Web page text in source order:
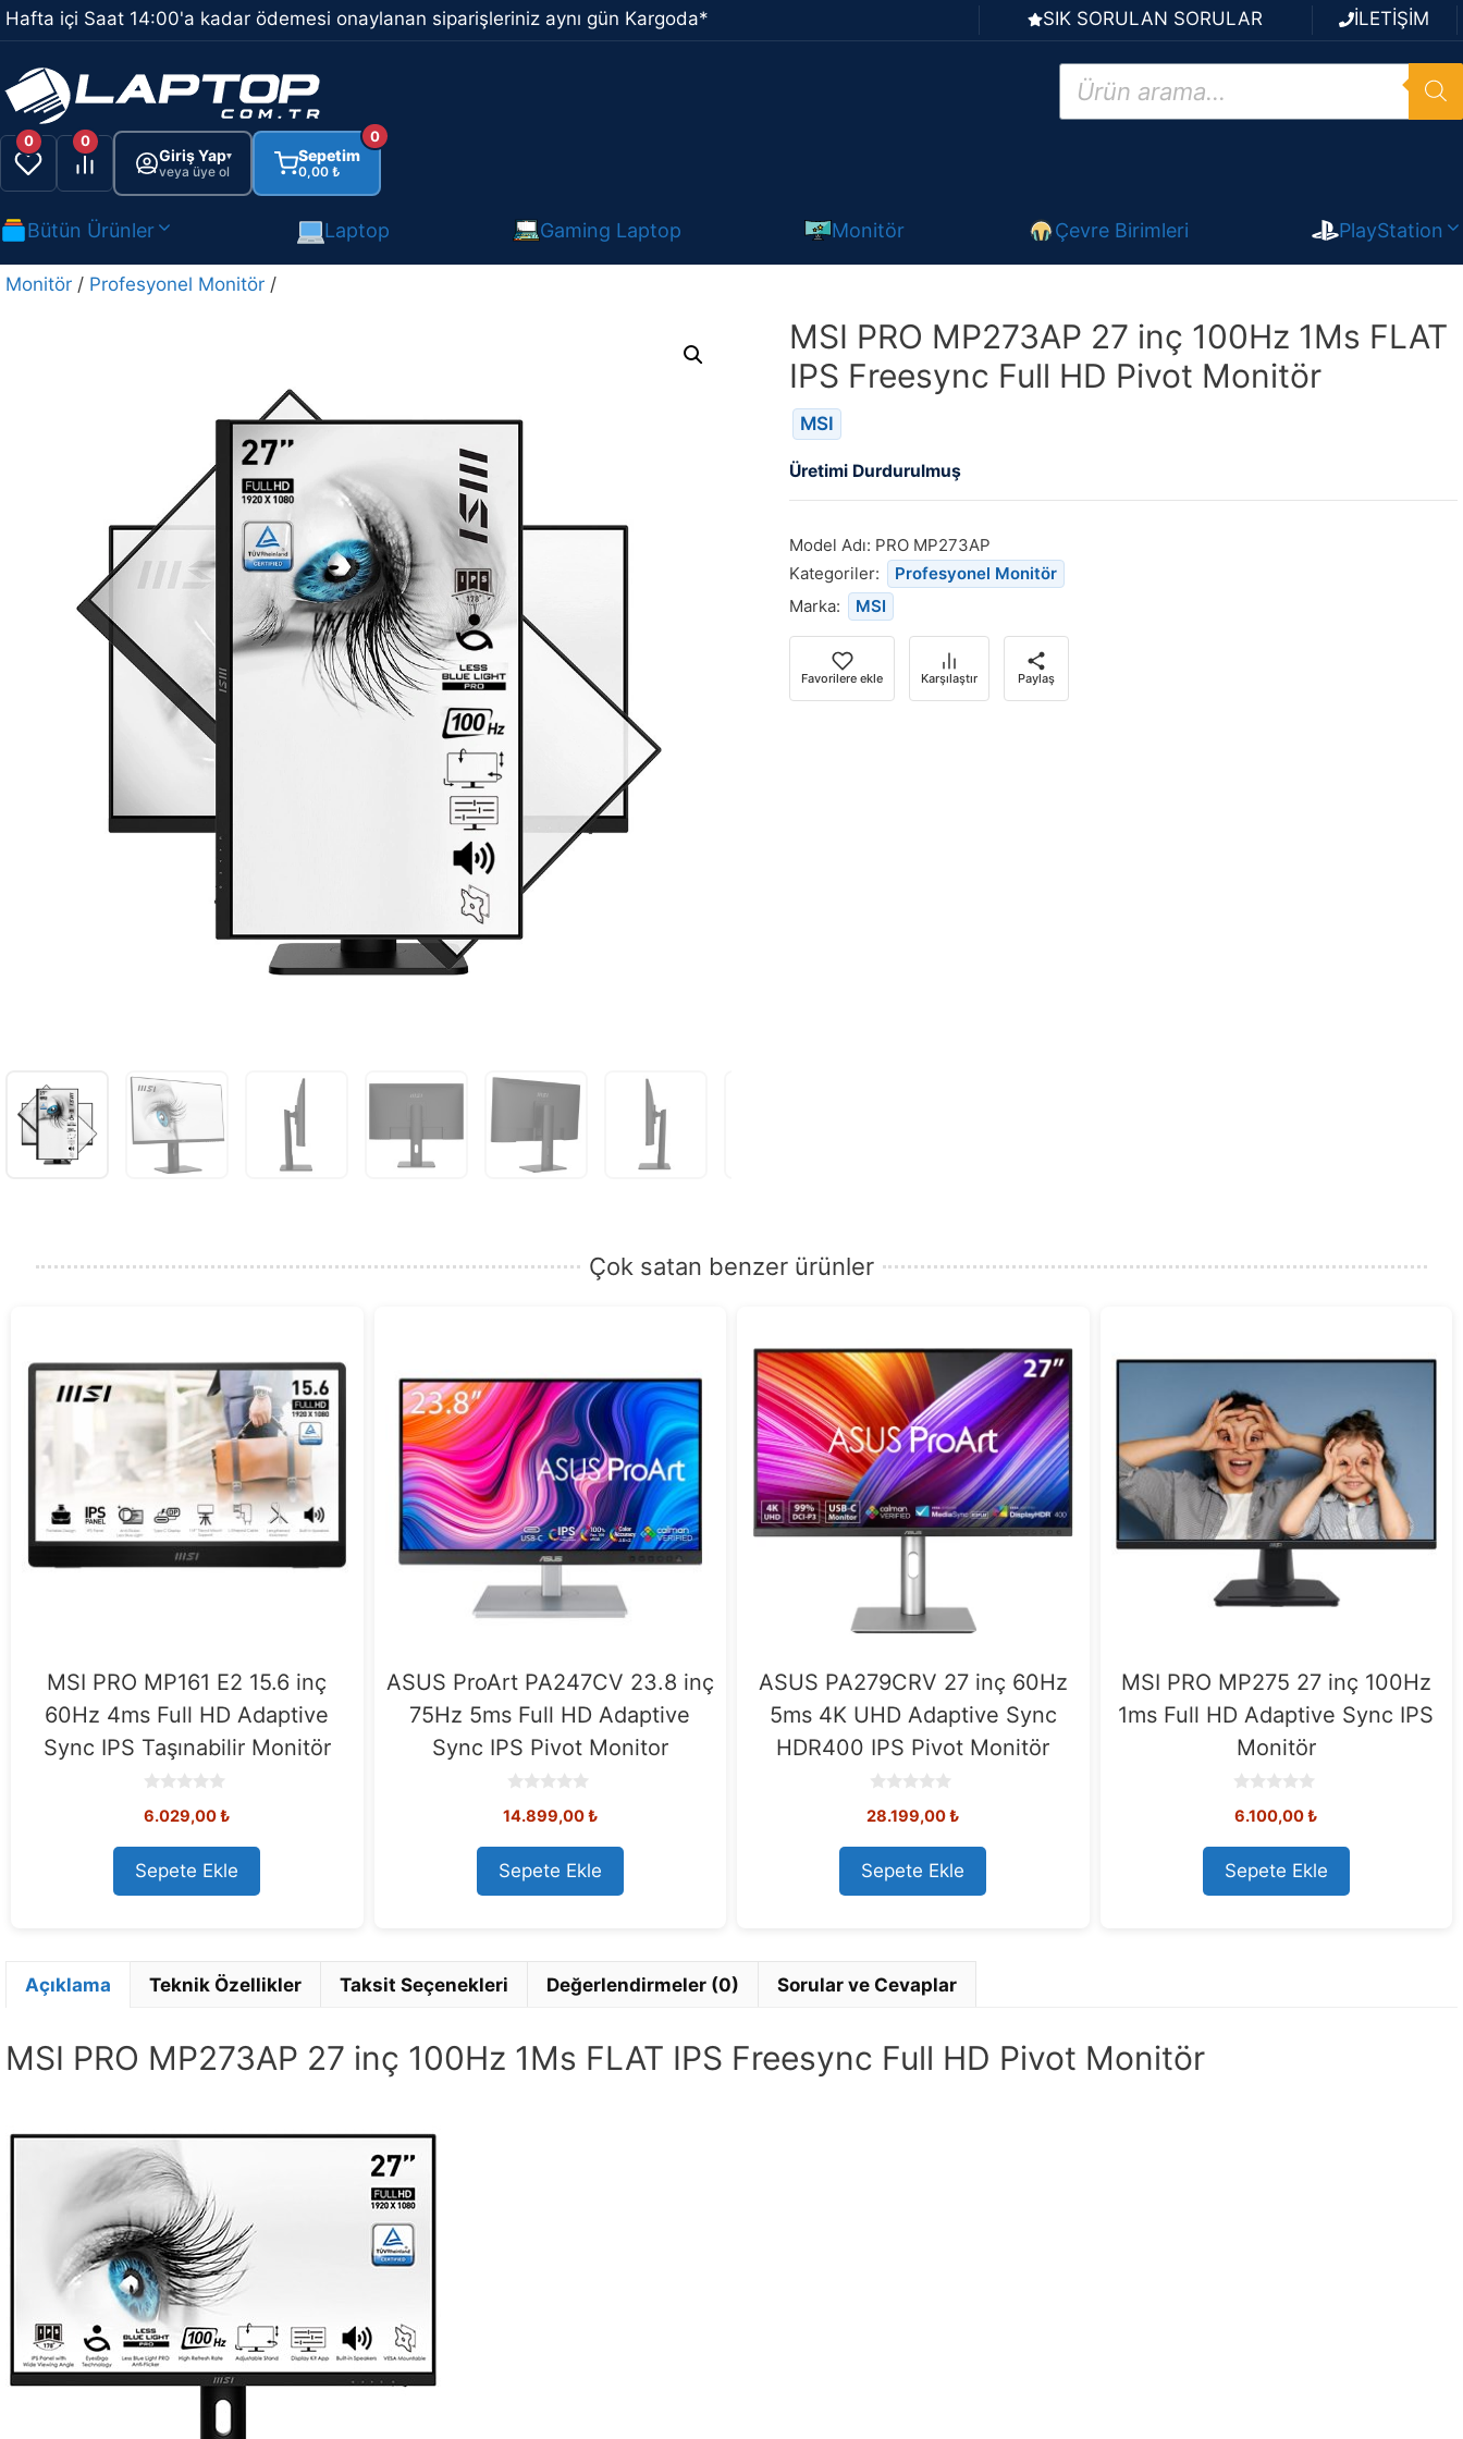
İçeriğe
atla
Hafta içi Saat 14:00'a kadar ödemesi onaylanan siparişleriniz aynı gün Kargoda* SIK SORULAN SORULAR İLETİŞİM
Products
search
0 0
Giriş Yap▾
veya üye ol
Sepetim
0,00 ₺
0
Bütün Ürünler Laptop Gaming Laptop Monitör Çevre Birimleri PlayStation
Monitör / Profesyonel Monitör /
MSI PRO MP273AP 27 inç 100Hz 1Ms FLAT
IPS Freesync Full HD Pivot Monitör
MSI
Üretimi Durdurulmuş
Model Adı: PRO MP273AP
Kategoriler:
Profesyonel Monitör
Marka:
MSI
Favorilere ekle Karşılaştır Paylaş
Çok satan benzer ürünler
MSI PRO MP161 E2 15.6 inç
60Hz 4ms Full HD Adaptive
Sync IPS Taşınabilir Monitör
o
t
o
f
5
6.029,00₺
Sepete Ekle
ASUS ProArt PA247CV 23.8 inç
75Hz 5ms Full HD Adaptive
Sync IPS Pivot Monitor
o
t
o
f
5
14.899,00₺
Sepete Ekle
ASUS PA279CRV 27 inç 60Hz
5ms 4K UHD Adaptive Sync
HDR400 IPS Pivot Monitör
o
t
o
f
5
28.199,00₺
Sepete Ekle
MSI PRO MP275 27 inç 100Hz
1ms Full HD Adaptive Sync IPS
Monitör
o
t
o
f
5
6.100,00₺
Sepete Ekle
Açıklama Teknik Özellikler Taksit Seçenekleri Değerlendirmeler (0) Sorular ve Cevaplar
MSI PRO MP273AP 27 inç 100Hz 1Ms FLAT IPS Freesync Full HD Pivot Monitör